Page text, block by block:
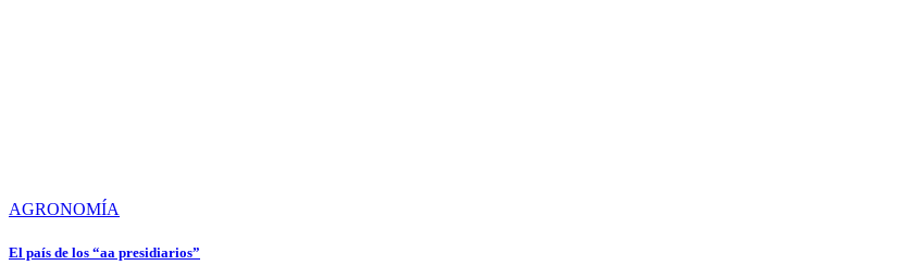
AGRONOMÍA
El país de los “aa presidiarios”